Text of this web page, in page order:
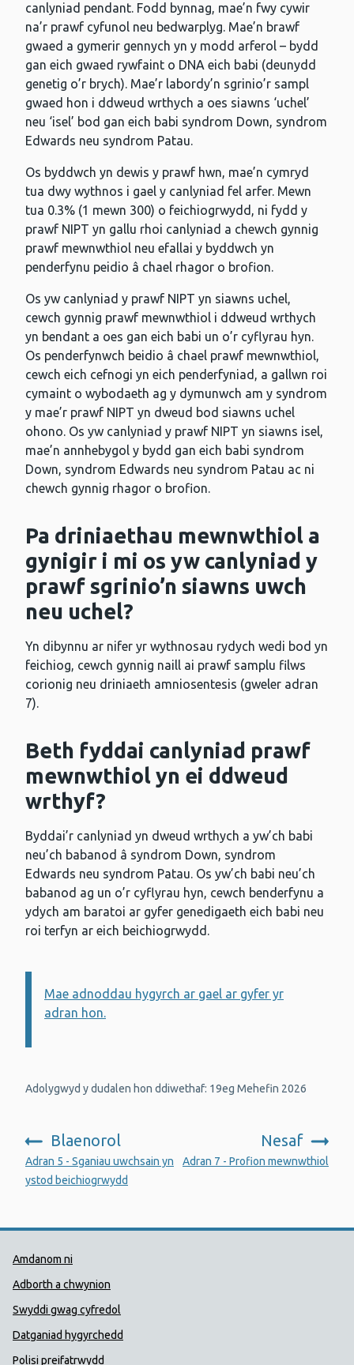
canlyniad pendant. Fodd bynnag, mae’n fwy cywir
na’r prawf cyfunol neu bedwarplyg. Mae’n brawf
gwaed a gymerir gennych yn y modd arferol – bydd
gan eich gwaed rywfaint o DNA eich babi (deunydd
genetig o’r brych). Mae’r labordy’n sgrinio’r sampl
gwaed hon i ddweud wrthych a oes siawns ‘uchel’
neu ‘isel’ bod gan eich babi syndrom Down, syndrom
Edwards neu syndrom Patau.
Os byddwch yn dewis y prawf hwn, mae’n cymryd
tua dwy wythnos i gael y canlyniad fel arfer. Mewn
tua 0.3% (1 mewn 300) o feichiogrwydd, ni fydd y
prawf NIPT yn gallu rhoi canlyniad a chewch gynnig
prawf mewnwthiol neu efallai y byddwch yn
penderfynu peidio â chael rhagor o brofion.
Os yw canlyniad y prawf NIPT yn siawns uchel,
cewch gynnig prawf mewnwthiol i ddweud wrthych
yn bendant a oes gan eich babi un o’r cyflyrau hyn.
Os penderfynwch beidio â chael prawf mewnwthiol,
cewch eich cefnogi yn eich penderfyniad, a gallwn roi
cymaint o wybodaeth ag y dymunwch am y syndrom
y mae’r prawf NIPT yn dweud bod siawns uchel
ohono. Os yw canlyniad y prawf NIPT yn siawns isel,
mae’n annhebygol y bydd gan eich babi syndrom
Down, syndrom Edwards neu syndrom Patau ac ni
chewch gynnig rhagor o brofion.
Pa driniaethau mewnwthiol a
gynigir i mi os yw canlyniad y
prawf sgrinio’n siawns uwch
neu uchel?
Yn dibynnu ar nifer yr wythnosau rydych wedi bod yn
feichiog, cewch gynnig naill ai prawf samplu filws
corionig neu driniaeth amniosentesis (gweler adran
7).
Beth fyddai canlyniad prawf
mewnwthiol yn ei ddweud
wrthyf?
Byddai’r canlyniad yn dweud wrthych a yw’ch babi
neu’ch babanod â syndrom Down, syndrom
Edwards neu syndrom Patau. Os yw’ch babi neu’ch
babanod ag un o’r cyflyrau hyn, cewch benderfynu a
ydych am baratoi ar gyfer genedigaeth eich babi neu
roi terfyn ar eich beichiogrwydd.
Gwybodaeth:
Mae adnoddau hygyrch ar gael ar gyfer yr
adran hon.
Adolygwyd y dudalen hon ddiwethaf: 19eg Mehefin 2026
Blaenorol
:
Adran 5 - Sganiau uwchsain yn
ystod beichiogrwydd
Nesaf
Adran 7 - Profion mewnwthiol
Dolenni Cymorth Iechyd
Amdanom ni
Adborth a chwynion
Swyddi gwag cyfredol
Datganiad hygyrchedd
Polisi preifatrwydd